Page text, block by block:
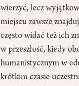
wierzyć, lecz
miejscu zawsze
często widać też ich
w przeszłość, kiedy
humanistycznym w
krótkim czasie